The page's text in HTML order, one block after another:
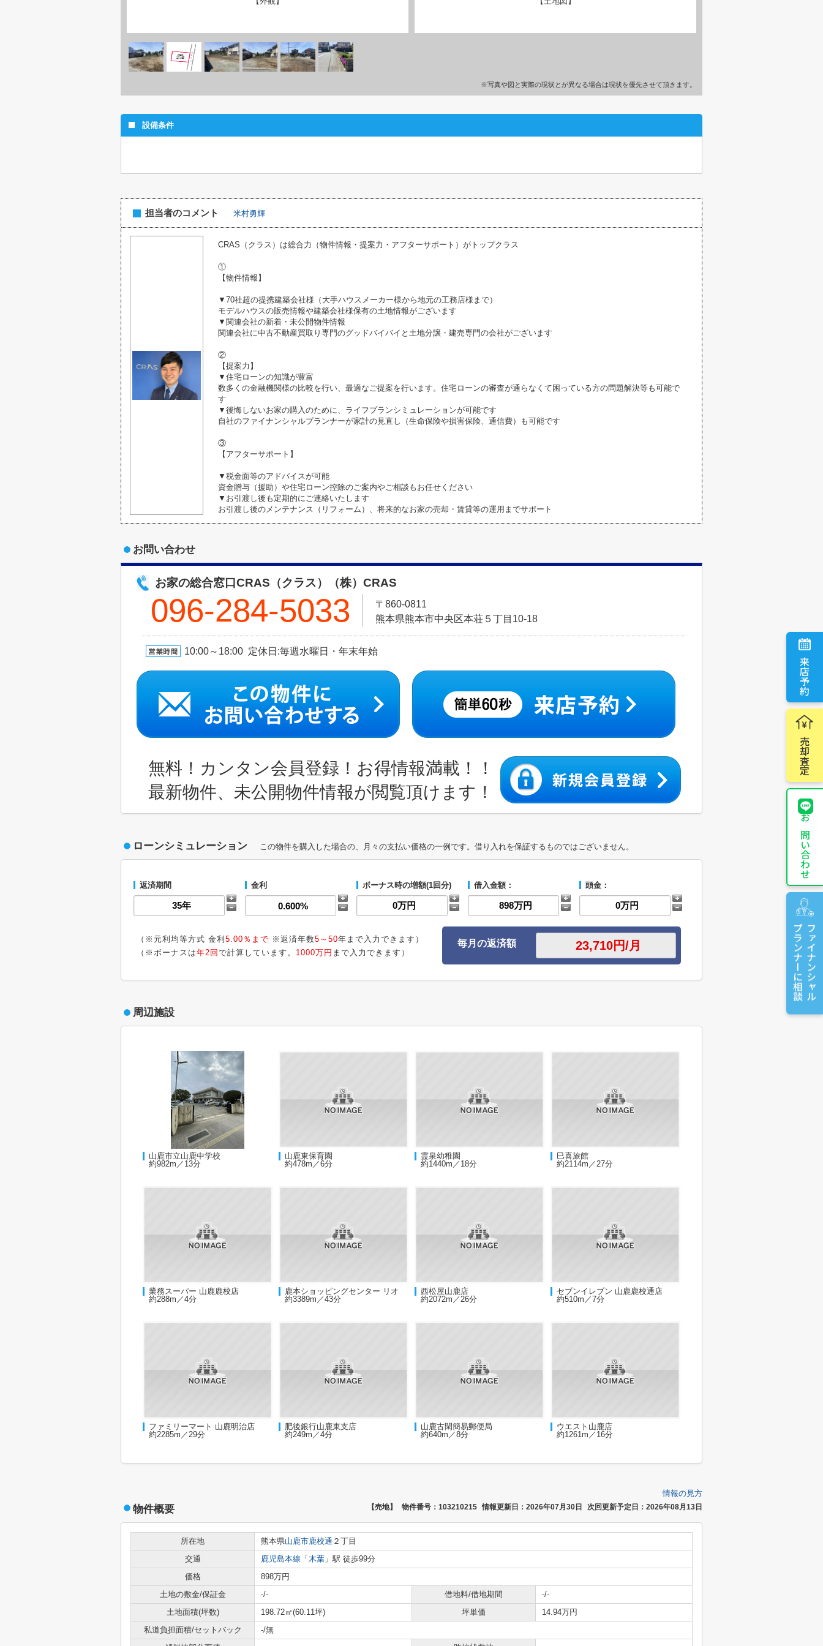
来店予約
売却査定
お問い合わせ
ファイナンシャル
プランナーに相談
※写真や図と実際の現状とが異なる場合は現状を優先させて頂きます。
設備条件
担当者のコメント 米村勇輝
CRAS（クラス）は総合力（物件情報・提案力・アフターサポート）がトップクラス
①
【物件情報】
▼70社超の提携建築会社様（大手ハウスメーカー様から地元の工務店様まで）
モデルハウスの販売情報や建築会社様保有の土地情報がございます
▼関連会社の新着・未公開物件情報
関連会社に中古不動産買取り専門のグッドバイバイと土地分譲・建売専門の会社がございます
②
【提案力】
▼住宅ローンの知識が豊富
数多くの金融機関様の比較を行い、最適なご提案を行います。住宅ローンの審査が通らなくて困っている方の問題解決等も可能で
す
▼後悔しないお家の購入のために、ライフプランシミュレーションが可能です
自社のファイナンシャルプランナーが家計の見直し（生命保険や損害保険、通信費）も可能です
③
【アフターサポート】
▼税金面等のアドバイスが可能
資金贈与（援助）や住宅ローン控除のご案内やご相談もお任せください
▼お引渡し後も定期的にご連絡いたします
お引渡し後のメンテナンス（リフォーム）、将来的なお家の売却・賃貸等の運用までサポート
お問い合わせ
お家の総合窓口CRAS（クラス）（株）CRAS
096-284-5033
〒860-0811
熊本県熊本市中央区本荘５丁目10-18
10:00～18:00 定休日:毎週水曜日・年末年始
無料！カンタン会員登録！お得情報満載！！
最新物件、未公開物件情報が閲覧頂けます！
ローンシミュレーション この物件を購入した場合の、月々の支払い価格の一例です。借り入れを保証するものではございません。
返済期間 金利 ボーナス時の増額(1回分) 借入金額： 頭金：
（※元利均等方式 金利 5.00％まで ※返済年数5～50年まで入力できます）
（※ボーナスは年2回 で計算しています。 1000万円 まで入力できます）
毎月の返済額
周辺施設
山鹿市立山鹿中学校
約982m／13分
山鹿東保育園
約478m／6分
霊泉幼稚園
約1440m／18分
巳喜旅館
約2114m／27分
業務スーパー 山鹿鹿校店
約288m／4分
鹿本ショッピングセンター リオ
約3389m／43分
西松屋山鹿店
約2072m／26分
セブンイレブン 山鹿鹿校通店
約510m／7分
ファミリーマート 山鹿明治店
約2285m／29分
肥後銀行山鹿東支店
約249m／4分
山鹿古閑簡易郵便局
約640m／8分
ウエスト山鹿店
約1261m／16分
情報の見方
物件概要 【売地】 物件番号：103210215 情報更新日：2026年07月30日 次回更新予定日：2026年08月13日
所在地 熊本県山鹿市鹿校通 ２丁目
交通
鹿児島本線 「 木葉 」駅 徒歩99分
価格
898万円
土地の敷金/保証金
-/- 借地料/借地期間
-/-
土地面積(坪数)
198.72㎡(60.11坪) 坪単価
14.94万円
私道負担面積/セットバック
-/無